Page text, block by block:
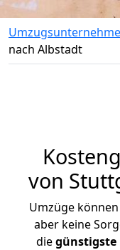
nach Albstadt
von
Umzüge
aber keine
diegünstigste